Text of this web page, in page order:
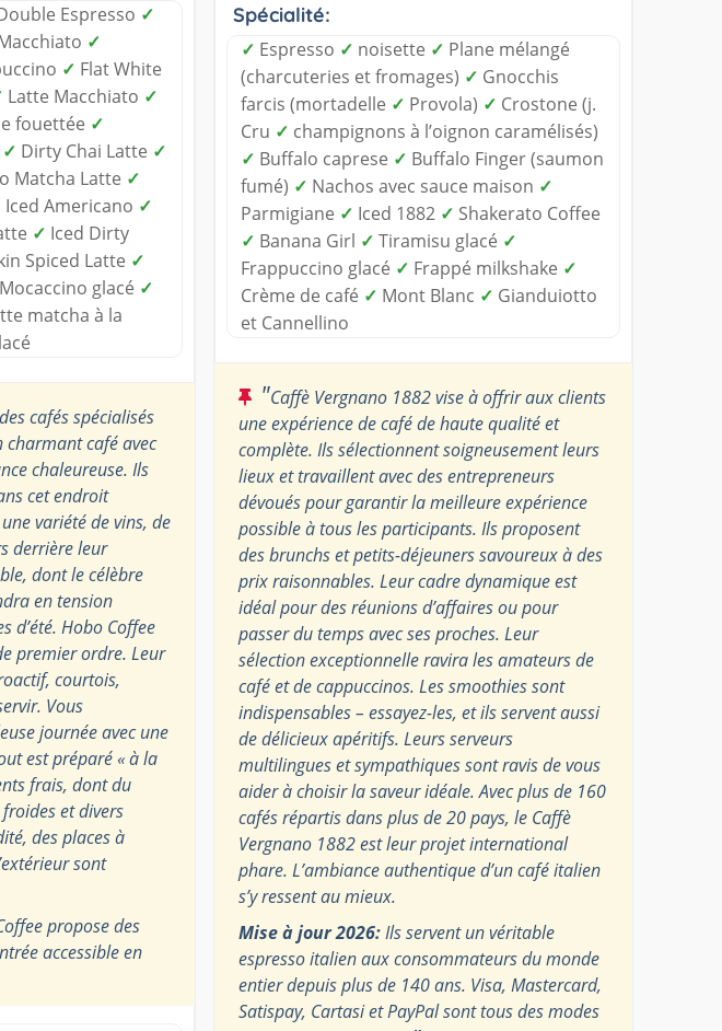
Espresso ✓
✓
✓ Flat White
Latte Macchiato ✓
fouettée ✓
✓ Dirty Chai Latte ✓
Matcha Latte ✓
Iced Americano ✓
✓ Iced Dirty
Spiced Latte ✓
Mocaccino glacé ✓
matcha à la
cafés spécialisés
charmant café avec
chaleureuse. Ils
cet endroit
variété de vins, de
derrière leur
dont le célèbre
en tension
d’été. Hobo Coffee
premier ordre. Leur
courtois,
Vous
journée avec une
est préparé « à la
frais, dont du
et divers
des places à
sont
propose des
accessible en
Spécialité:
✓ Espresso ✓ noisette ✓ Plane mélangé
(charcuteries et fromages) ✓ Gnocchis
farcis (mortadelle ✓ Provola) ✓ Crostone (j.
Cru ✓ champignons à l’oignon caramélisés)
✓ Buffalo caprese ✓ Buffalo Finger (saumon
fumé) ✓ Nachos avec sauce maison ✓
Parmigiane ✓ Iced 1882 ✓ Shakerato Coffee
✓ Banana Girl ✓ Tiramisu glacé ✓
Frappuccino glacé ✓ Frappé milkshake ✓
Crème de café ✓ Mont Blanc ✓ Gianduiotto
et Cannellino
"Caffè Vergnano 1882 vise à offrir aux clients
une expérience de café de haute qualité et
complète. Ils sélectionnent soigneusement leurs
lieux et travaillent avec des entrepreneurs
dévoués pour garantir la meilleure expérience
possible à tous les participants. Ils proposent
des brunchs et petits-déjeuners savoureux à des
prix raisonnables. Leur cadre dynamique est
idéal pour des réunions d’affaires ou pour
passer du temps avec ses proches. Leur
sélection exceptionnelle ravira les amateurs de
café et de cappuccinos. Les smoothies sont
indispensables – essayez-les, et ils servent aussi
de délicieux apéritifs. Leurs serveurs
multilingues et sympathiques sont ravis de vous
aider à choisir la saveur idéale. Avec plus de 160
cafés répartis dans plus de 20 pays, le Caffè
Vergnano 1882 est leur projet international
phare. L’ambiance authentique d’un café italien
s’y ressent au mieux.
Mise à jour 2026:Ils servent un véritable
espresso italien aux consommateurs du monde
entier depuis plus de 140 ans. Visa, Mastercard,
Satispay, Cartasi et PayPal sont tous des modes